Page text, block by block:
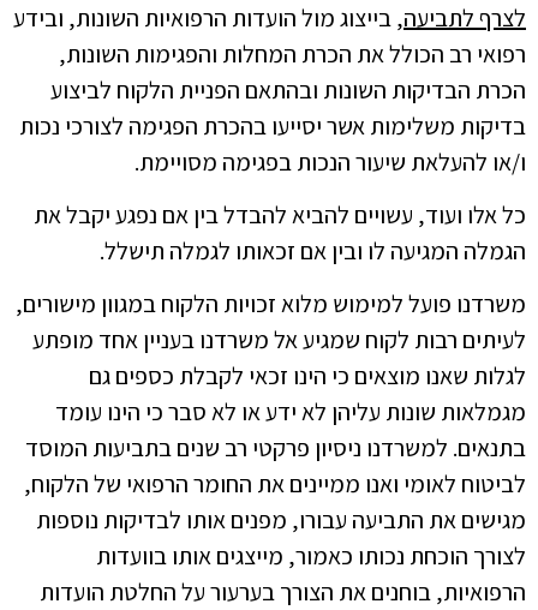
לצרף לתביעה, בייצוג מול הועדות הרפואיות השונות, ובידע
רפואי רב הכולל את הכרת המחלות והפגימות השונות,
הכרת הבדיקות השונות ובהתאם הפניית הלקוח לביצוע
בדיקות משלימות אשר יסייעו בהכרת הפגימה לצורכי נכות
ו/או להעלאת שיעור הנכות בפגימה מסויימת.
כל אלו ועוד, עשויים להביא להבדל בין אם נפגע יקבל את
הגמלה המגיעה לו ובין אם זכאותו לגמלה תישלל.
משרדנו פועל למימוש מלוא זכויות הלקוח במגוון מישורים,
לעיתים רבות לקוח שמגיע אל משרדנו בעניין אחד מופתע
לגלות שאנו מוצאים כי הינו זכאי לקבלת כספים גם
מגמלאות שונות עליהן לא ידע או לא סבר כי הינו עומד
בתנאים. למשרדנו ניסיון פרקטי רב שנים בתביעות המוסד
לביטוח לאומי ואנו ממיינים את החומר הרפואי של הלקוח,
מגישים את התביעה עבורו, מפנים אותו לבדיקות נוספות
לצורך הוכחת נכותו כאמור, מייצגים אותו בוועדות
הרפואיות, בוחנים את הצורך בערעור על החלטת הועדות